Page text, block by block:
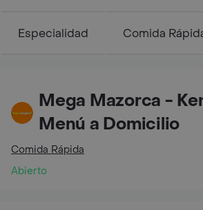
Especialidad Comida
Mega Mazorca -
Menú a Domicilio
Comida Rápida
Abierto